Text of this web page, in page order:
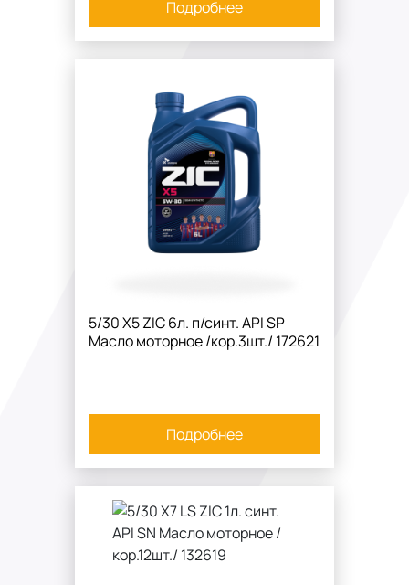
Подробнее
5/30 X5 ZIC 6л. п/синт. API SP
Масло моторное /кор.3шт./ 172621
Подробнее